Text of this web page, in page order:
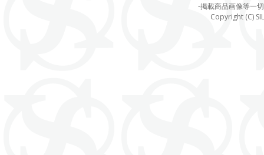
-掲載商品画像等一
Copyright (C)